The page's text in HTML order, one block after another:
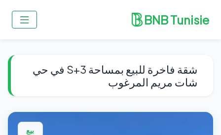
BNB Tunisie
شقة فاخرة للبيع بمساحة S+3 في حي
شات مريم المرغوب
بيع